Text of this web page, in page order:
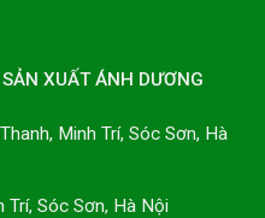
XUẤT ÁNH DƯƠNG
Minh Trí, Sóc Sơn, Hà
Trí, Sóc Sơn, Hà Nội